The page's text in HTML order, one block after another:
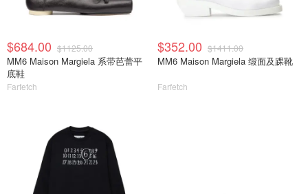
$684.00 $1125.00
MM6 Maison Margiela 系带芭蕾平
底鞋
Farfetch
$352.00 $1411.00
MM6 Maison Margiela 缎面及踝靴
Farfetch